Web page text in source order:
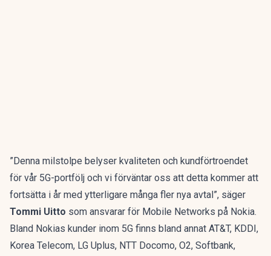
”Denna milstolpe belyser kvaliteten och kundförtroendet
för vår 5G-portfölj och vi förväntar oss att detta kommer att
fortsätta i år med ytterligare många fler nya avtal”, säger
Tommi Uitto som ansvarar för Mobile Networks på Nokia.
Bland Nokias kunder inom 5G finns bland annat AT&T, KDDI,
Korea Telecom, LG Uplus, NTT Docomo, O2, Softbank,